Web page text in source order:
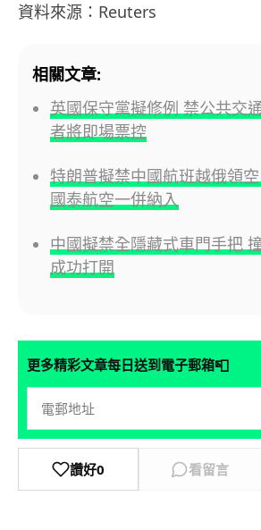
資料來源：Reuters
相關文章:
英國保守黨擬修例 禁公共交
者將即場票控
特朗普擬禁中國航班越俄領
國泰航空一併納入
中國擬禁全隱藏式車門手把
成功打開
更多精彩文章每日送到電子郵箱📮
讚好0 看留言